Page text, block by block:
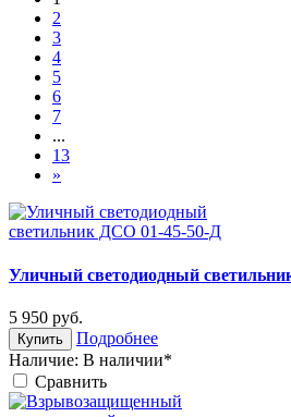
2
3
4
5
6
7
...
13
»
Уличный светодиодный
5 950 руб.
Купить
Подробнее
Наличие: В наличии*
Cравнить